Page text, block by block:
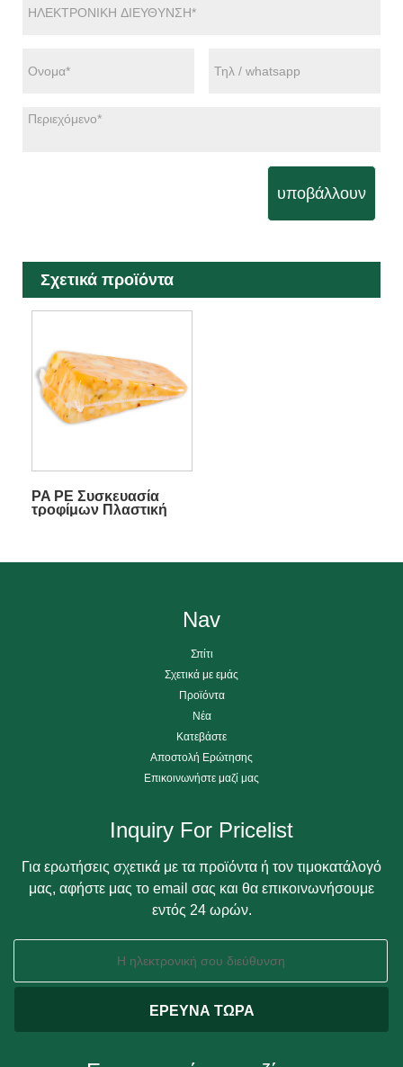
υποβάλλουν
Σχετικά προϊόντα
PA PE Συσκευασία
τροφίμων Πλαστική
Nav
Σπίτι
Σχετικά με εμάς
Προϊόντα
Νέα
Κατεβάστε
Αποστολή Ερώτησης
Επικοινωνήστε μαζί μας
Inquiry For Pricelist
Για ερωτήσεις σχετικά με τα προϊόντα ή τον τιμοκατάλογό
μας, αφήστε μας το email σας και θα επικοινωνήσουμε
εντός 24 ωρών.